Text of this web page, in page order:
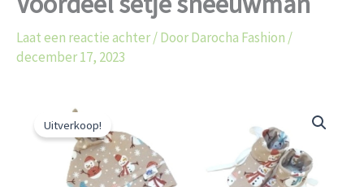
Laat een reactie achter/ DoorDarocha Fashion /
december 17, 2023
Uitverkoop!
prijs
was:
€57.00.
is:
€49.99.
setje
sneeuwman